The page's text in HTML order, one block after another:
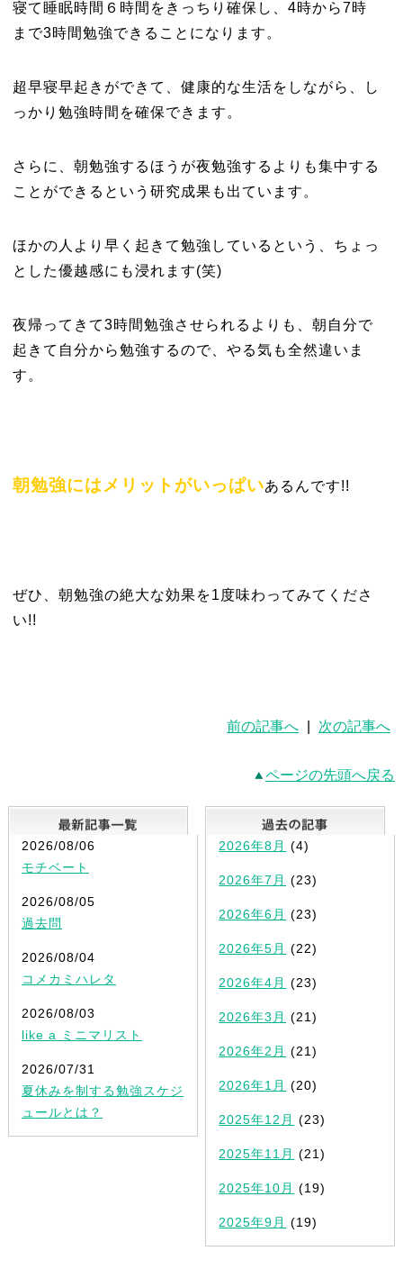
寝て睡眠時間６時間をきっちり確保し、4時から7時
まで3時間勉強できることになります。
超早寝早起きができて、健康的な生活をしながら、し
っかり勉強時間を確保できます。
さらに、朝勉強するほうが夜勉強するよりも集中する
ことができるという研究成果も出ています。
ほかの人より早く起きて勉強しているという、ちょっ
とした優越感にも浸れます(笑)
夜帰ってきて3時間勉強させられるよりも、朝自分で
起きて自分から勉強するので、やる気も全然違いま
す。
朝勉強にはメリットがいっぱいあるんです!!
ぜひ、朝勉強の絶大な効果を1度味わってみてくださ
い!!
前の記事へ 次の記事へ
ページの先頭へ戻る
最新記事一覧
2026/08/06
モチベート
2026/08/05
過去問
2026/08/04
コメカミハレタ
2026/08/03
like a ミニマリスト
2026/07/31
夏休みを制する勉強スケジ
ュールとは？
2026年8月 (4)
2026年7月 (23)
2026年6月 (23)
2026年5月 (22)
2026年4月 (23)
2026年3月 (21)
2026年2月 (21)
2026年1月 (20)
2025年12月 (23)
2025年11月 (21)
2025年10月 (19)
2025年9月 (19)